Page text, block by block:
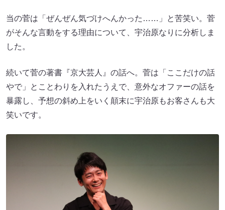
当の菅は「ぜんぜん気づけへんかった……」と苦笑い。菅
がそんな言動をする理由について、宇治原なりに分析しま
した。
続いて菅の著書『京大芸人』の話へ。菅は「ここだけの話
やで」とことわりを入れたうえで、意外なオファーの話を
暴露し、予想の斜め上をいく顛末に宇治原もお客さんも大
笑いです。